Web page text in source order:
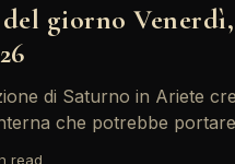
giorno
che potrebbe
read